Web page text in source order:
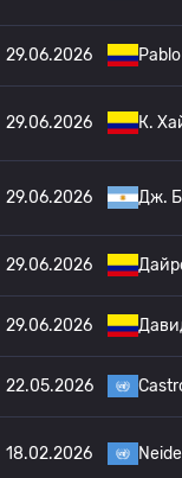
29.06.2026
29.06.2026 К.
29.06.2026 Дж.
29.06.2026
29.06.2026
22.05.2026
18.02.2026